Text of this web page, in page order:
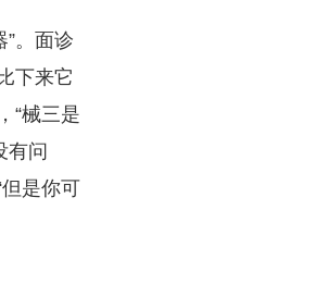
。面诊
下来它
“械三是
有问
是你可